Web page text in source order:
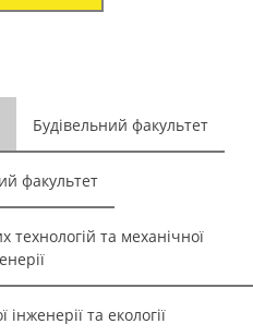
Будівельний факультет
факультет
технологій та механічної
інженерії та екології